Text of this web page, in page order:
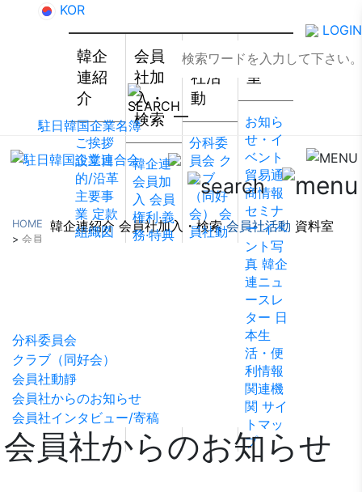
韓企
連紹
介
ご挨拶
設立目
的/沿革
主要事
業 定款
組織図
ェブア
クセシ
ビリテ
ィ方針
会員
社加
入・
検索
韓企連
会員加
入 会員
権利·義
務·特典
わせ
会員
社活
動
分科委
員会 ク
ラブ
（同好
会）
会
員社動
資料
室
お知ら
せ・イ
ベント
貿易通
商情報
セミナ
ー イベ
ント写
真 韓企
連ニュ
ースレ
ター 日
本生
活・便
利情報
関連機
関 サイ
トマッ
プ
駐日韓国企業名簿
KOR
LOGIN
韓企連紹介 会員社加入・検索 会員社活動 資料室
HOME
> 会員
分科委員会
クラブ（同好会）
会員社動靜
会員社からのお知らせ
会員社インタビュー/寄稿
会員社からのお知らせ